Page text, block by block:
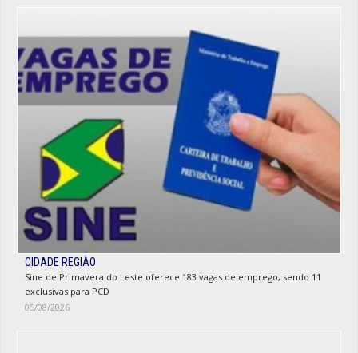
CIDADE REGIÃO
Sine de Primavera do Leste oferece 183 vagas de emprego, sendo 11
exclusivas para PCD
05/08/2026